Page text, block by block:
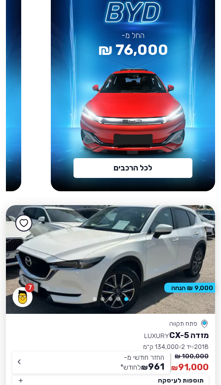
החל מ-
76,000 ₪
לכל הרכבים
7
פתח תקווה
מזדה CX-5
LUXURY
2018 יד 2
134,000 ק״מ
100,000 ₪
91,000
₪
החזר חודשי מ-
961
₪לחודש*
תוספות לעיסקה
9,000 ₪ הנחה